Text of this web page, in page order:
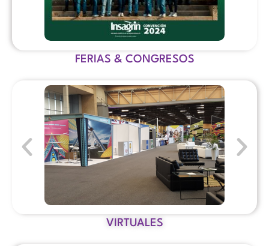
FERIAS & CONGRESOS
VIRTUALES